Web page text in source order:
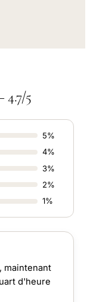
4.7/5
5%
4%
3%
2%
1%
maintenant
d'heure